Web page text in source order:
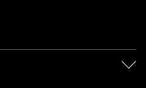
de Vodafone